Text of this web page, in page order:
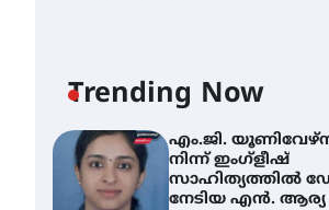
Trending Now
ശനിയാഴ്ച അവധി
എം.ജി.
നിന്ന് ഇംഗ്ളീഷ്
സാഹിത്യത്തിൽ
നേടിയ എൻ. ആര്യ